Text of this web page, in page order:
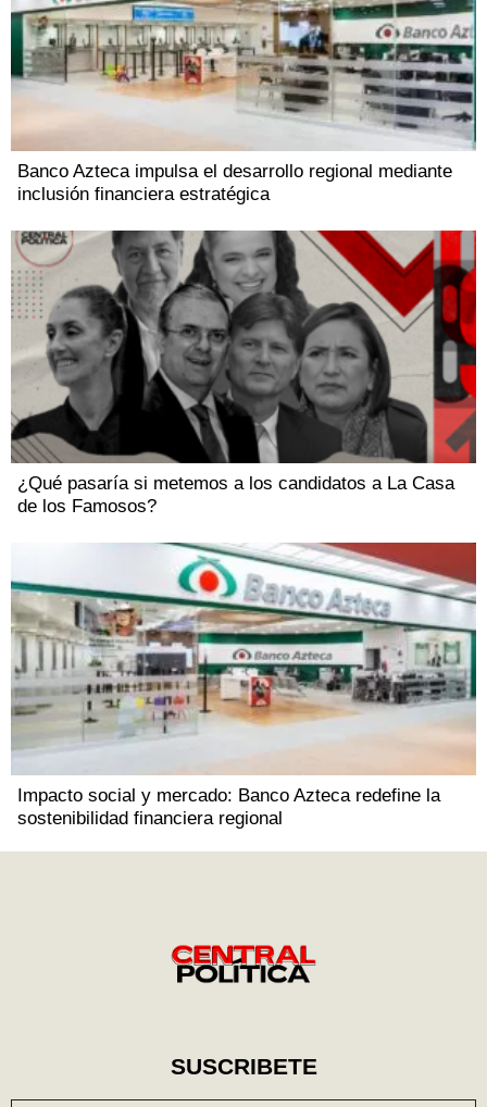
Banco Azteca impulsa el desarrollo regional mediante
inclusión financiera estratégica
¿Qué pasaría si metemos a los candidatos a La Casa
de los Famosos?
Impacto social y mercado: Banco Azteca redefine la
sostenibilidad financiera regional
SUSCRIBETE